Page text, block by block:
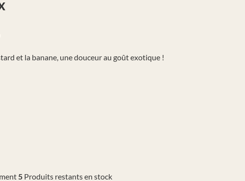
et la banane, une douceur au goût exotique !
5 Produits restants en stock